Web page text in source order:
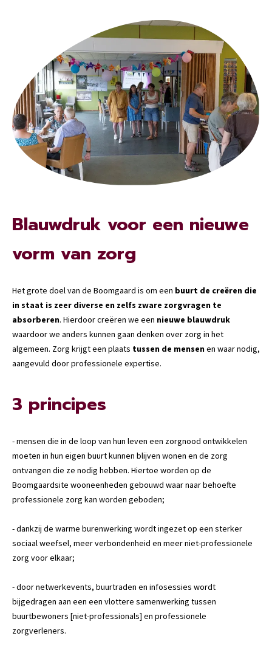
Blauwdruk voor een nieuwe
vorm van zorg
Het grote doel van de Boomgaard is om een buurt de creëren die
in staat is zeer diverse en zelfs zware zorgvragen te
absorberen. Hierdoor creëren we een nieuwe blauwdruk
waardoor we anders kunnen gaan denken over zorg in het
algemeen. Zorg krijgt een plaats tussen de mensenen waar nodig,
aangevuld door professionele expertise.
3 principes
- mensen die in de loop van hun leven een zorgnood ontwikkelen
moeten in hun eigen buurt kunnen blijven wonen en de zorg
ontvangen die ze nodig hebben. Hiertoe worden op de
Boomgaardsite wooneenheden gebouwd waar naar behoefte
professionele zorg kan worden geboden;
- dankzij de warme burenwerking wordt ingezet op een sterker
sociaal weefsel, meer verbondenheid en meer niet-professionele
zorg voor elkaar;
- door netwerkevents, buurtraden en infosessies wordt
bijgedragen aan een een vlottere samenwerking tussen
buurtbewoners [niet-professionals] en professionele
zorgverleners.